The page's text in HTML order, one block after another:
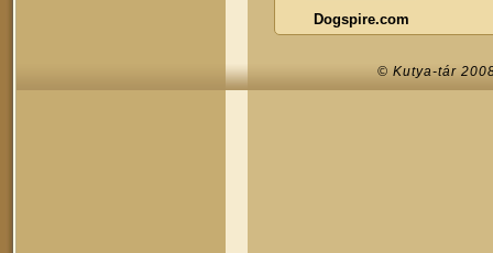
Dogspire.com
© Kutya-tár